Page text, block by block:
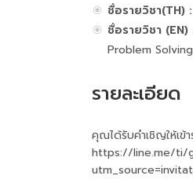
ชื่อรายวิชา(TH) :
ชื่อรายวิชา (EN)
Problem Solving
รายละเอียด
คุณได้รับคำเชิญให้เข้
https://line.me/ti/